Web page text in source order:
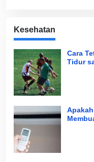
Kesehatan
Cara
Tidur